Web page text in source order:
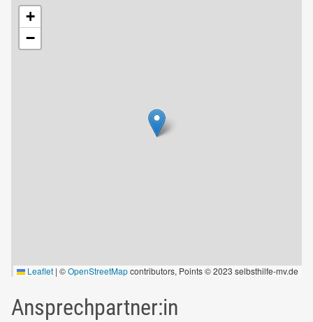
+
−
Leaflet | ©OpenStreetMapcontributors, Points © 2023 selbsthilfe-mv.de
Ansprechpartner:in